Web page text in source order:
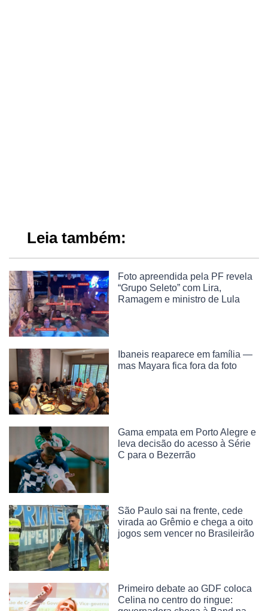
Leia também:
Foto apreendida pela PF revela
“Grupo Seleto” com Lira,
Ramagem e ministro de Lula
Ibaneis reaparece em família —
mas Mayara fica fora da foto
Gama empata em Porto Alegre e
leva decisão do acesso à Série
C para o Bezerrão
São Paulo sai na frente, cede
virada ao Grêmio e chega a oito
jogos sem vencer no Brasileirão
Primeiro debate ao GDF coloca
Celina no centro do ringue: